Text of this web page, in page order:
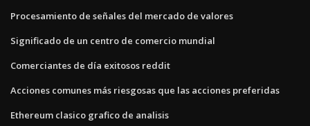
Procesamiento de señales del mercado de valores
Significado de un centro de comercio mundial
Comerciantes de día exitosos reddit
Acciones comunes más riesgosas que las acciones preferidas
Ethereum clasico grafico de analisis